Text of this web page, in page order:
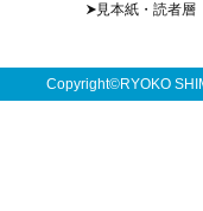
見本紙・読者層
Copyright©RYOKO